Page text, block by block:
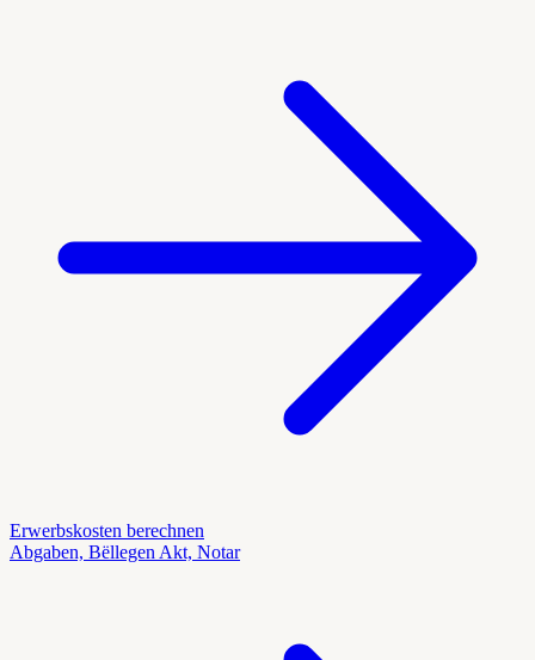
Erwerbskosten berechnen
Abgaben, Bëllegen Akt, Notar